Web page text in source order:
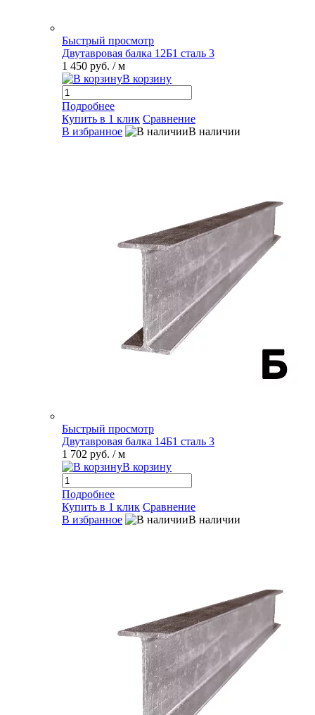
Быстрый просмотр
Двутавровая балка 12Б1 сталь 3
1 450 руб. / м
В корзину
Подробнее
Купить в 1 клик Сравнение
В избранное
В наличии
Быстрый просмотр
Двутавровая балка 14Б1 сталь 3
1 702 руб. / м
В корзину
Подробнее
Купить в 1 клик Сравнение
В избранное
В наличии